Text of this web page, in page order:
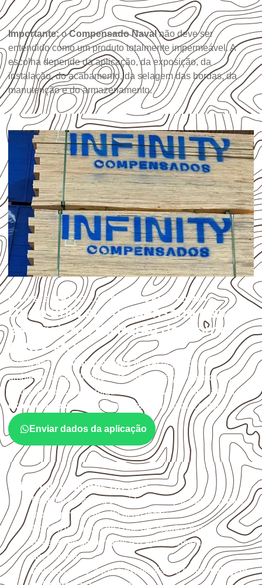
Importante:oCompensado Naval não deve ser
entendido como um produto totalmente impermeável. A
escolha depende da aplicação, da exposição, da
instalação, do acabamento, da selagem das bordas, da
manutenção e do armazenamento.
USOS E APLICAÇÕES PROFISSIONAIS
Onde utilizar Compensado Naval
em projetos de Barão de Monte
Alto – MG?
A utilização do Compensado Navaldepende do
ambiente, da finalidade e da especificação do projeto.
Antes da cotação, verifique a
espessura, o formato, a
exposição e o acabamento
previstos para a chapa.
Enviar dados da aplicação
Critérios técnicos de uso
Escolha a medida considerando aplicação, apoios,
montagem e especificação técnica.
Organize o plano de corte de acordo com as
dimensões disponíveis e o aproveitamento
necessário.
Proteja cortes, furos e extremidades com aselagem